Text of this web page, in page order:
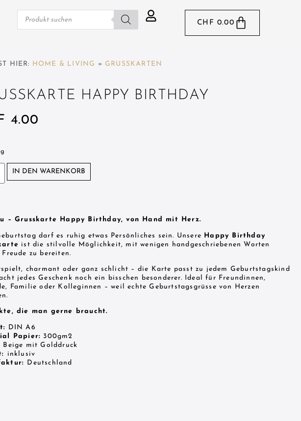
CHF 0.00
HIER: HOME & LIVING » GRUSSKARTEN
HAPPY BIRTHDAY
4.00
IN DEN WARENKORB
– Grusskarte Happy Birthday, von Hand mit Herz.
darf es ruhig etwas Persönliches sein. Unsere Happy Birthday
ist die stilvolle Möglichkeit, mit wenigen handgeschriebenen Worten
Freude zu bereiten.
charmant oder ganz schlicht – die Karte passt zu jedem Geburtstagskind
jedes Geschenk noch ein bisschen besonderer. Ideal für Freundinnen,
Familie oder Kolleginnen – weil echte Geburtstagsgrüsse von Herzen
die man gerne braucht.
DIN A6
Papier: 300gm2
Beige mit Golddruck
inklusiv
Deutschland